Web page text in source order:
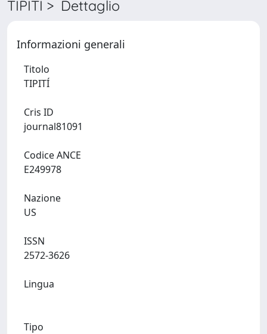
TIPITÍ > Dettaglio
Informazioni generali
Titolo
Cris ID
Codice ANCE
Nazione
ISSN
Lingua
Tipo